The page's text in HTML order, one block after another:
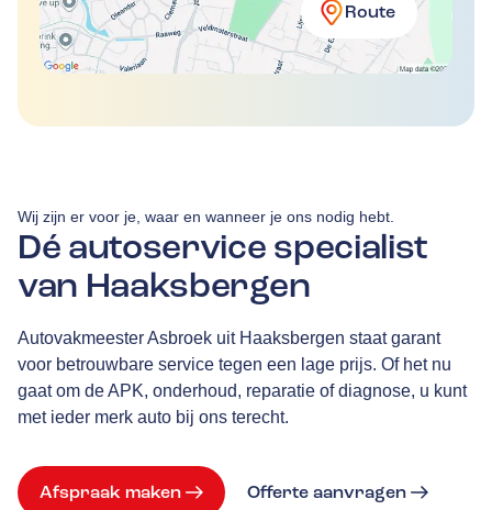
Route
Dé autoservice specialist
van Haaksbergen
Wij zijn er voor je, waar en wanneer je ons nodig hebt.
Autovakmeester Asbroek uit Haaksbergen staat garant
voor betrouwbare service tegen een lage prijs. Of het nu
gaat om de APK, onderhoud, reparatie of diagnose, u kunt
met ieder merk auto bij ons terecht.
Afspraak maken Offerte aanvragen